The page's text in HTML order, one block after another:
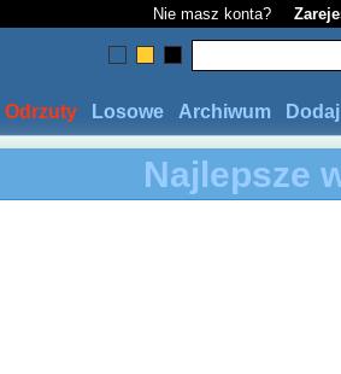
Nie masz konta?
Dodaj
Archiwum
Losowe
Odrzuty
Najlepsze